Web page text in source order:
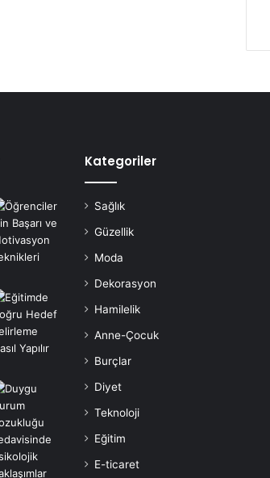
Kategoriler
Sağlık
Güzellik
Moda
Dekorasyon
Hamilelik
Anne-Çocuk
Burçlar
Diyet
Teknoloji
Eğitim
E-ticaret